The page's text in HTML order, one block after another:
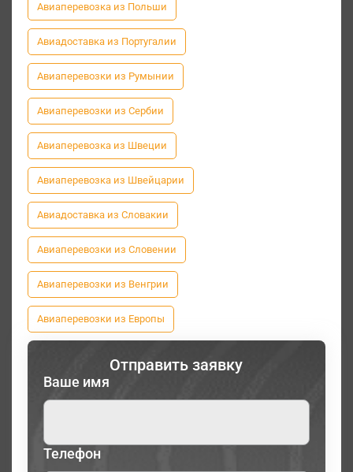
Авиаперевозка из Польши
Авиадоставка из Португалии
Авиаперевозки из Румынии
Авиаперевозки из Сербии
Авиаперевозка из Швеции
Авиаперевозка из Швейцарии
Авиадоставка из Словакии
Авиаперевозки из Словении
Авиаперевозки из Венгрии
Авиаперевозки из Европы
Отправить заявку
Ваше имя
Телефон